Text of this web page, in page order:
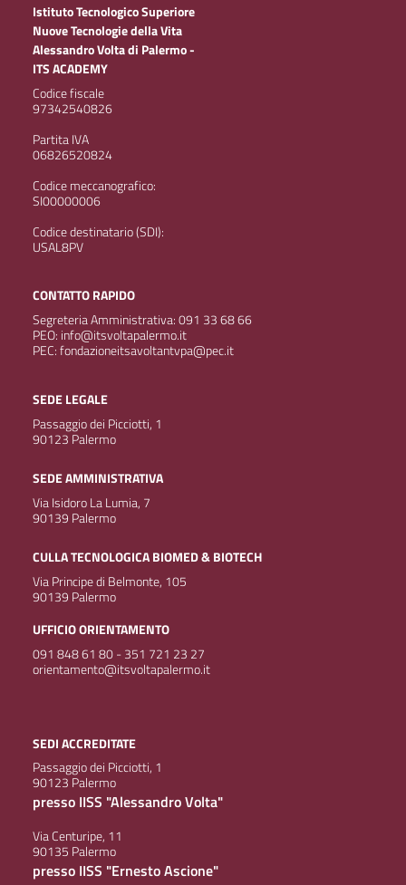
Istituto Tecnologico Superiore
Nuove Tecnologie della Vita
Alessandro Volta di Palermo -
ITS ACADEMY
Codice fiscale
97342540826
Partita IVA
06826520824
Codice meccanografico:
SI00000006
Codice destinatario (SDI):
USAL8PV
CONTATTO RAPIDO
Segreteria Amministrativa: 091 33 68 66
PEO: info@itsvoltapalermo.it
PEC: fondazioneitsavoltantvpa@pec.it
SEDE LEGALE
Passaggio dei Picciotti, 1
90123 Palermo
SEDE AMMINISTRATIVA
Via Isidoro La Lumia, 7
90139 Palermo
CULLA TECNOLOGICA BIOMED & BIOTECH
Via Principe di Belmonte, 105
90139 Palermo
UFFICIO ORIENTAMENTO
091 848 61 80 - 351 721 23 27
orientamento@itsvoltapalermo.it
SEDI ACCREDITATE
Passaggio dei Picciotti, 1
90123 Palermo
presso IISS "Alessandro Volta"
Via Centuripe, 11
90135 Palermo
presso IISS "Ernesto Ascione"